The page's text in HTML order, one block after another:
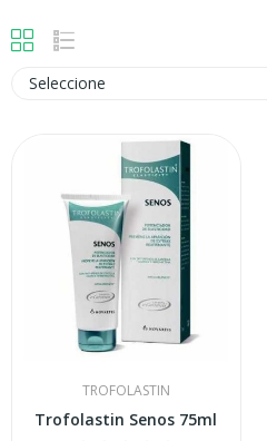
Seleccione
TROFOLASTIN
Trofolastin Senos 75ml